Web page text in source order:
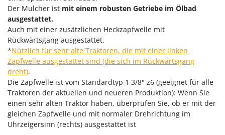
Rasensodenschneider
Rasentraktoren Aufsitzmäher
Rasentrimmer - Kantenschneider
Rasentrimmer - Motorsensen - Freischneider
Rührtöpfe mit Elektrischem Rührwerk
Rupfmaschinen
S
Sämaschinen und Düngerstreuer
Girmi
Goodyear
GRAEF
Gre
GreenBay
Greenworks
GRIFO
GVS
Der Mulcher ist mit einem robusten Getriebe im Ölbad
ausgestattet.
Auch mit einer zusätzlichen Heckzapfwelle mit
Rückwärtsgang ausgestattet.
*Nützlich für sehr alte Traktoren, die mit einer linken
Zapfwelle ausgestattet sind (die sich im Rückwärtsgang
dreht).
Die Zapfwelle ist vom Standardtyp 1 3/8" z6 (geeignet für alle
Traktoren der aktuellen und neueren Produktion): Wenn Sie
einen sehr alten Traktor haben, überprüfen Sie, ob er mit der
gleichen Zapfwelle und mit normaler Drehrichtung im
Uhrzeigersinn (rechts) ausgestattet ist